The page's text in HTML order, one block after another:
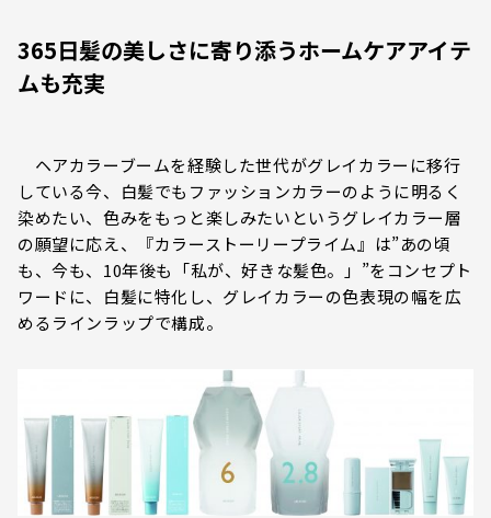
365日髪の美しさに寄り添うホームケアアイテ
ムも充実
ヘアカラーブームを経験した世代がグレイカラーに移行
している今、白髪でもファッションカラーのように明るく
染めたい、色みをもっと楽しみたいというグレイカラー層
の願望に応え、『カラーストーリープライム』は”あの頃
も、今も、10年後も「私が、好きな髪色。」”をコンセプト
ワードに、白髪に特化し、グレイカラーの色表現の幅を広
めるラインラップで構成。